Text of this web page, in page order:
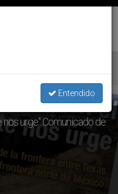
nos urge" Comunicado de
Entendido